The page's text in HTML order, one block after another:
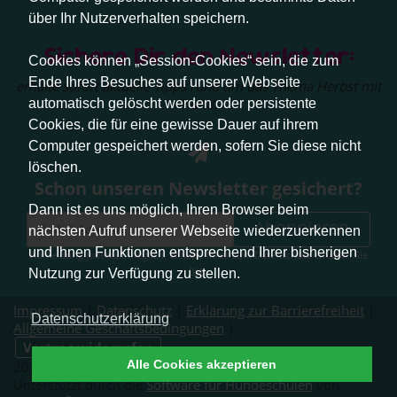
über Ihr Nutzerverhalten speichern.
Cookies können „Session-Cookies“ sein, die zum
Ende Ihres Besuches auf unserer Webseite
automatisch gelöscht werden oder persistente
Cookies, die für eine gewisse Dauer auf ihrem
Computer gespeichert werden, sofern Sie diese nicht
löschen.
Dann ist es uns möglich, Ihren Browser beim
nächsten Aufruf unserer Webseite wiederzuerkennen
und Ihnen Funktionen entsprechend Ihrer bisherigen
Nutzung zur Verfügung zu stellen.
Datenschutzerklärung
Alle Cookies akzeptieren
Sichere Dir den Newsletter:
erhalte sofort aktuelle Tipps rund um das Thema Herbst mit
Hund.
Schon unseren Newsletter gesichert?
Abonnieren
Abmeldung jederzeit möglich. Weitere Infos zum Datenschutz erhalten Sie
hier.
Impressum| Datenschutz Erklärung zur Barrierefreiheit
Allgemeine Geschäftsbedingungen
Vertrag widerrufen
2026 © Pfotenliebe Stuttgart. Alle Rechte vorbehalten.
Unterstützt durch dieSoftware für Hundeschulenvon